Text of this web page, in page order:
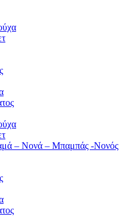
– Νονά – Μπαμπάς -Νονός